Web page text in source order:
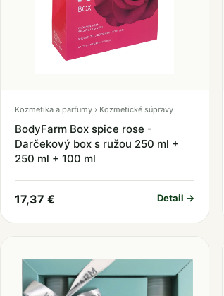
Kozmetika a parfumy › Kozmetické súpravy
BodyFarm Box spice rose -
Darčekový box s ružou 250 ml +
250 ml + 100 ml
17,37 € Detail →